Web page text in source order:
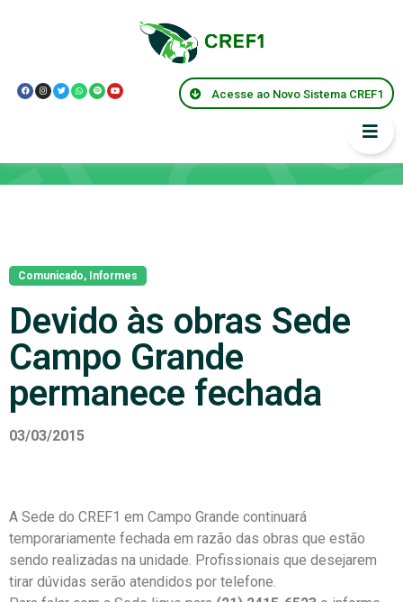
Acesse ao Novo Sistema CREF1
Comunicado, Informes
Devido às obras Sede
Campo Grande
permanece fechada
03/03/2015
A Sede do CREF1 em Campo Grande continuará
temporariamente fechada em razão das obras que estão
sendo realizadas na unidade. Profissionais que desejarem
tirar dúvidas serão atendidos por telefone.